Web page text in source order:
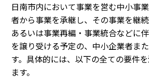
日南市内において事業を営む中小事
者から事業を承継し、その事業を継
あるいは事業再編・事業統合などに
を譲り受ける予定の、中小企業者ま
す。具体的には、以下の全ての要件
ます。